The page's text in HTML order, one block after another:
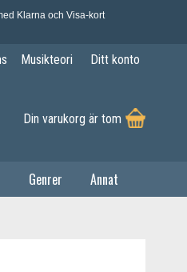
Klarna och Visa-kort
Musikteori Ditt konto
Din varukorg är tom
Genrer Annat